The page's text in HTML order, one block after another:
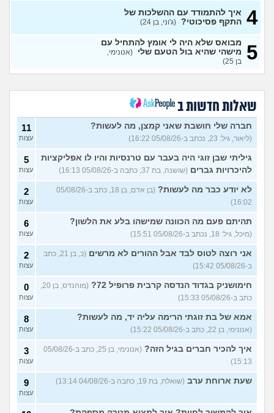
נקלעתי לעימות פיזי
(דורון,
נזכר במעשים מביכים מתקופה
רעה (אף_אחד, בן 29)
(אנונימי, בן 25)
הרס עצמי בזוגיות
בת 23)
עצות
עדיין מוצצת אצבע כהרגעה,
מה ניתן לעשות?
(נרקיס, בת
30)
7
עצות
מסדר את ארון הילדות בבית
ההורים ומוצף בזכרונות. איך
להתמודד?
5
עצות
איך מפסיקים לפחד מזה שהזמן
עובר?
(אליזבת, בת 24)
9
עצות
עם מי אנשים מתייעצים כל
5
עצות
ורוצה לחזור לזה! (זלדוס, בן 22) עצות
בודדה מאוד בלי חברים כבר 5
שנים ולא יודעת איפה להכיר
(עדן, בת 23)
5
עצות
עוד שאלות חדשות במדור
4 איך להתמודד עם ההשלכות של
התקף פסיכוטי? (ג'וני, בן 24)
5
מבואס שלא היה לי אומץ להתחיל עם
מישהי שהיא בול הטעם שלי (אנונימי,
בן 25)
שאלות חדשות ב
חברה שלי חושבת שאני קמצן, מה לעשות?
(ליאור, גיל: 23, נכתב ב-05/08/26 16:22)
11
עצות
גיליתי שבן זוגי היה בעבר עם טרנסיות והיו לו אפליקציות
להיכרויות גברים (שושנה, בת 37, כתבה ב-05/08/26 16:13)
5
עצות
לא יודע כבר מה לעשות?
(בן אדם, בן 18, כתב ב-05/08/26
16:02)
2
עצות
תהיתם פעם מה הכוונה שמישהו בלע את הלשון?
(מיכל, גיל: 18, נכתב ב-05/08/26 15:51)
6
עצות
אני רוצה לטוס לבד אבל ההורים לא מרשים
(כ, בן 21, כתב
ב-05/08/26 15:42)
2
עצות
חימושניק בגדוד הנדסה קרבית פרופיל 72?
(מוהנדס, בן 20,
כתב ב-05/08/26 15:33)
0
עצות
אמא של בת זוגתי הרימה עליה יד, מה לעשות?
(אנונימי, בן 22, כתב ב-05/08/26 15:22)
8
עצות
איך להכיר חברים בגיל הזה?
(אנונימי, בן 25, כתב ב-05/08/26
15:13)
3
עצות
שעת ארוחת ערב (שואלת, בת 19, כתבה ב-04/08/26 13:14) 9
עצות